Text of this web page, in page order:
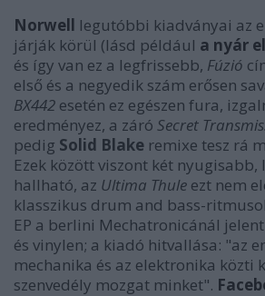
Norwell legutóbbi kiadványai az
járják körül (lásd például a nyár
és így van ez a legfrissebb, Fúzió
első és a negyedik szám erősen
BX442 esetén ez egészen fura,
eredményez, a záró Secret
pedig Solid Blake remixe tesz rá
Ezek között viszont két nyugisabb,
hallható, az Ultima Thule ezt nem
klasszikus drum and bass-
EP a berlini Mechatronicánál
és vinylen; a kiadó hitvallása: "az
mechanika és az elektronika közti
szenvedély mozgat minket".